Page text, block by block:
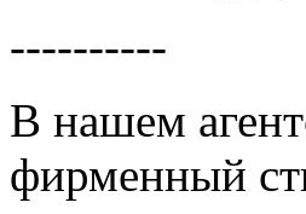
----------
В нашем
фирменный